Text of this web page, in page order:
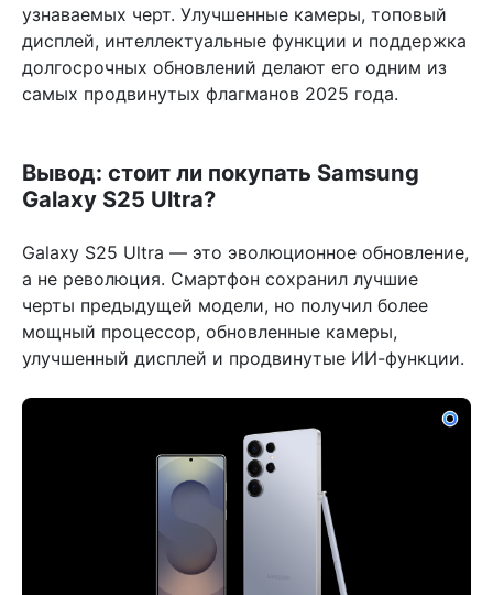
узнаваемых черт. Улучшенные камеры, топовый
дисплей, интеллектуальные функции и поддержка
долгосрочных обновлений делают его одним из
самых продвинутых флагманов 2025 года.
Вывод: стоит ли покупать Samsung
Galaxy S25 Ultra?
Galaxy S25 Ultra — это эволюционное обновление,
а не революция. Смартфон сохранил лучшие
черты предыдущей модели, но получил более
мощный процессор, обновленные камеры,
улучшенный дисплей и продвинутые ИИ-функции.